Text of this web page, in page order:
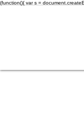
(function(){ var s =